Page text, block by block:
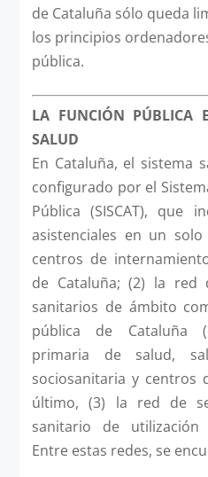
de Cataluña sólo queda
los principios
pública.
LA FUNCIÓN PÚBLICA
SALUD
En Cataluña, el sistema
configurado por el
Pública (SISCAT), que
asistenciales en un
centros de
de Cataluña; (2) la red
sanitarios de ámbito
pública de Cataluña
primaria de salud,
sociosanitaria y centros
último, (3) la red de
sanitario de utilización
Entre estas redes, se